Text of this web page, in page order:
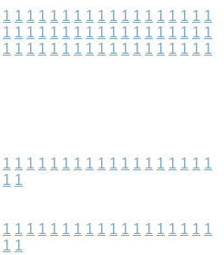
1 1 1 1 1 1 1 1 1 1 1 1 1 1 1 1 1 1
1 1 1 1 1 1 1 1 1 1 1 1 1 1 1 1 1 1
1 1 1 1 1 1 1 1 1 1 1 1 1 1 1 1 1 1
1 1 1 1 1 1 1 1 1 1 1 1 1 1 1 1 1 1
1 1
1 1 1 1 1 1 1 1 1 1 1 1 1 1 1 1 1 1
1 1